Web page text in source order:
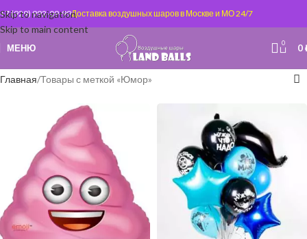
Skip to navigation
Skip to main content
+7 (929) 992-09-99Доставка воздушных шаров в Москве и МО 24/7
МЕНЮ 0 0
Главная Товары с меткой «Юмор»